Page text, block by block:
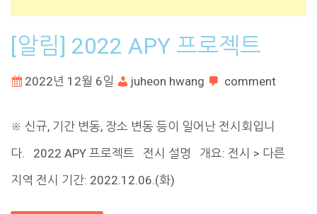
[알림] 2022 APY 프로젝트
2022년 12월 6일 juheon hwang comment
※ 신규, 기간 변동, 장소 변동 등이 일어난 전시회입니
다. 2022 APY 프로젝트 전시 설명 개요: 전시 > 다른
지역 전시 기간: 2022.12.06.(화)